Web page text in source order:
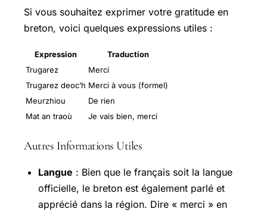
Si vous souhaitez exprimer votre gratitude en
breton, voici quelques expressions utiles :
Expression
Traduction
Trugarez
Merci
Trugarez deoc’h Merci à vous (formel)
Meurzhiou
De rien
Mat an traoù
Je vais bien, merci
Autres Informations Utiles
Langue : Bien que le français soit la langue
officielle, le breton est également parlé et
apprécié dans la région. Dire « merci » en